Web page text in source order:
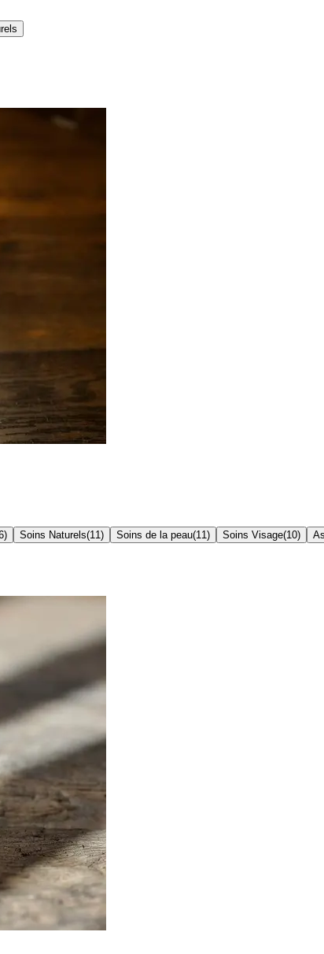
) Soins Naturels(11 ) Soins de la peau(11 ) Soins Visage(10)